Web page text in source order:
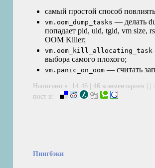
самый простой способ
vm.oom_dump_tasks — делать
попадает pid, uid, tgid, vm size,
OOM Killer;
vm.oom_kill_allocating_task
выбора самого плохого;
vm.panic_on_oom — считать
Написано в: 14:46 |46 комментариев | |
пост в:
Пингбэки